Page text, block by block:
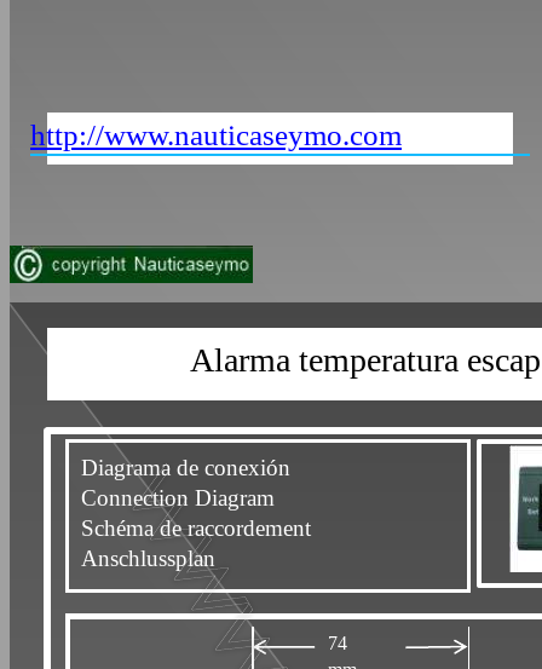
http://www.nauticaseymo.com
Alarma temperatura
Diagrama de conexión
Connection Diagram
Schéma de raccordement
Anschlussplan
74